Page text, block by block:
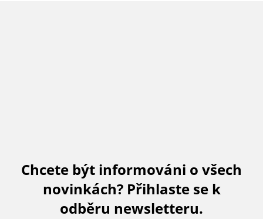
Chcete být informováni o všech
novinkách? Přihlaste se k
odběru newsletteru.